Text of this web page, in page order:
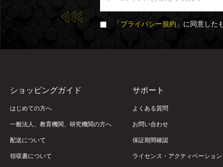
「プライバシー規約」 に同意した
ショッピングガイド
はじめての方へ
一般法人、教育機関、研究機関の方へ
配送について
領収書について
サポート
よくある質問
お問い合わせ
保証期間確認
ライセンス・アクティベーション